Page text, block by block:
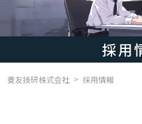
採用
菱友技研株式会社 > 採用情報